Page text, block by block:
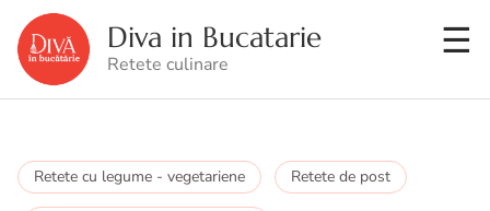
Diva in Bucatarie
Retete culinare
Retete cu legume - vegetariene Retete de post